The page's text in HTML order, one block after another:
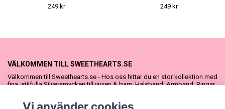
249 kr
249 kr
VÄLKOMMEN TILL SWEETHEARTS.SE
Välkommen till Sweethearts.se - Hos oss hittar du en stor kollektion med
fina, stilfulla Silversmycken till vuxen & barn. Halsband, Armband, Ringar
vår söta Sweethearts kolllektion med barnsmycken, tyllkjolar &